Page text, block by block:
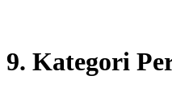
9. Kategori